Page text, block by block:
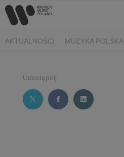
AKTUALNOŚCI MUZYKA POLSKA
Udostępnij